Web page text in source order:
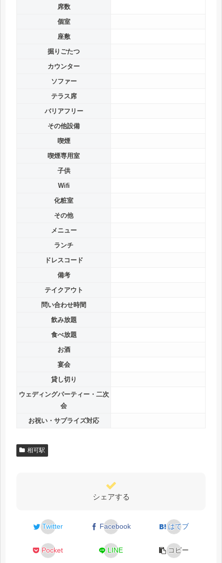
席数
個室
座敷
掘りごたつ
カウンター
ソファー
テラス席
バリアフリー
その他設備
喫煙
喫煙専用室
子供
Wifi
化粧室
その他
メニュー
ランチ
ドレスコード
備考
テイクアウト
問い合わせ時間
飲み放題
食べ放題
お酒
宴会
貸し切り
ウェディングパーティー・二次
会
お祝い・サプライズ対応
相可駅
シェアする
Twitter Facebook はてブ
Pocket LINE コピー